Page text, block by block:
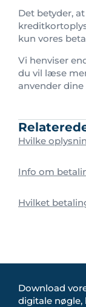
Det betyder,
kun vores
Vi henviser
du vil læse
anvender dine
Hvilke
Info om
Hvilket
Download
digitale nøgle,